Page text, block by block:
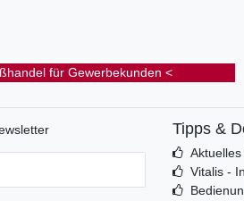
für Gewerbekunden <
Tipps &
Aktuelles
Vitalis -